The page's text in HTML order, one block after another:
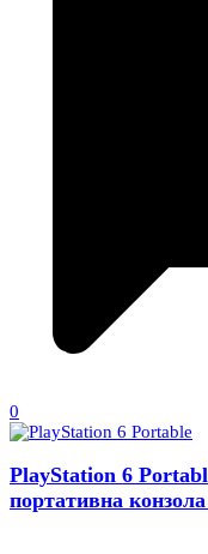
0
PlayStation 6
портативна конзола